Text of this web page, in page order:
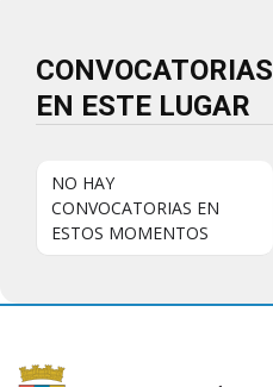
CONVOCATORIAS
EN ESTE LUGAR
NO HAY
CONVOCATORIAS EN
ESTOS MOMENTOS